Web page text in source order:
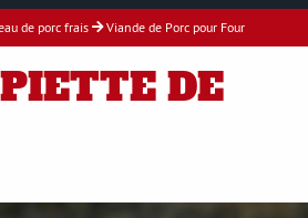
de porc frais Viande de Porc pour Four
DE